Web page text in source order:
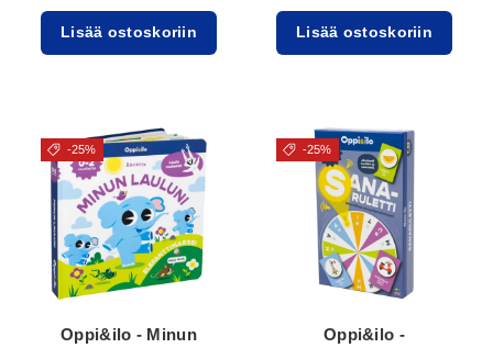
Lisää ostoskoriin Lisää ostoskoriin
-25%
Oppi&ilo - Minun
-25%
Oppi&ilo -